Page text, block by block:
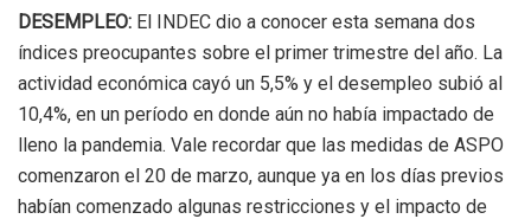
DESEMPLEO: El INDEC dio a conocer esta semana dos
índices preocupantes sobre el primer trimestre del año. La
actividad económica cayó un 5,5% y el desempleo subió al
10,4%, en un período en donde aún no había impactado de
lleno la pandemia. Vale recordar que las medidas de ASPO
comenzaron el 20 de marzo, aunque ya en los días previos
habían comenzado algunas restricciones y el impacto de